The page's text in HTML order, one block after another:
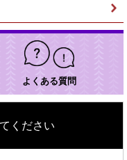
よくある質問
ください